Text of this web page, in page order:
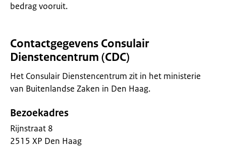
bedrag vooruit.
Contactgegevens Consulair
Dienstencentrum (CDC)
Het Consulair Dienstencentrum zit in het ministerie
van Buitenlandse Zaken in Den Haag.
Bezoekadres
Rijnstraat 8
2515 XP Den Haag